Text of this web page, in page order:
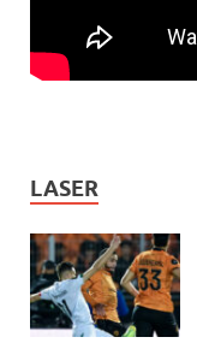
LASER